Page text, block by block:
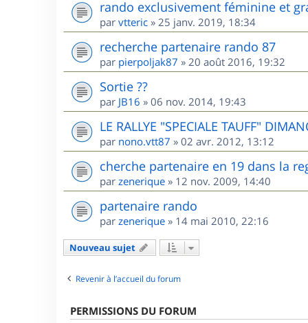
rando exclusivement féminine et
par vtteric » 25 janv. 2019, 18:34
recherche partenaire rando 87
par pierpoljak87 » 20 août 2016, 19:32
Sortie ??
par JB16 » 06 nov. 2014, 19:43
LE RALLYE "SPECIALE TAUFF"
par nono.vtt87 » 02 avr. 2012, 13:12
cherche partenaire en 19 dans la
par zenerique » 12 nov. 2009, 14:40
partenaire rando
par zenerique » 14 mai 2010, 22:16
Nouveau sujet
Revenir à l’accueil du forum
PERMISSIONS DU FORUM